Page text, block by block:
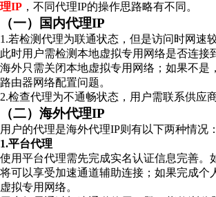
理IP ，不同代理IP的操作思路略有不同。
（一）国内代理IP
1.若检测代理为联通状态，但是访问时网速
此时用户需检测本地虚拟专用网络是否连接
海外只需关闭本地虚拟专用网络；如果不是
路由器网络配置问题。
2.检查代理为不通畅状态，用户需联系供应
（二）海外代理IP
用户的代理是海外代理IP则有以下两种情况：
1.平台代理
使用平台代理需先完成实名认证信息完善。
将可以享受加速通道辅助连接；如果完成个
虚拟专用网络。